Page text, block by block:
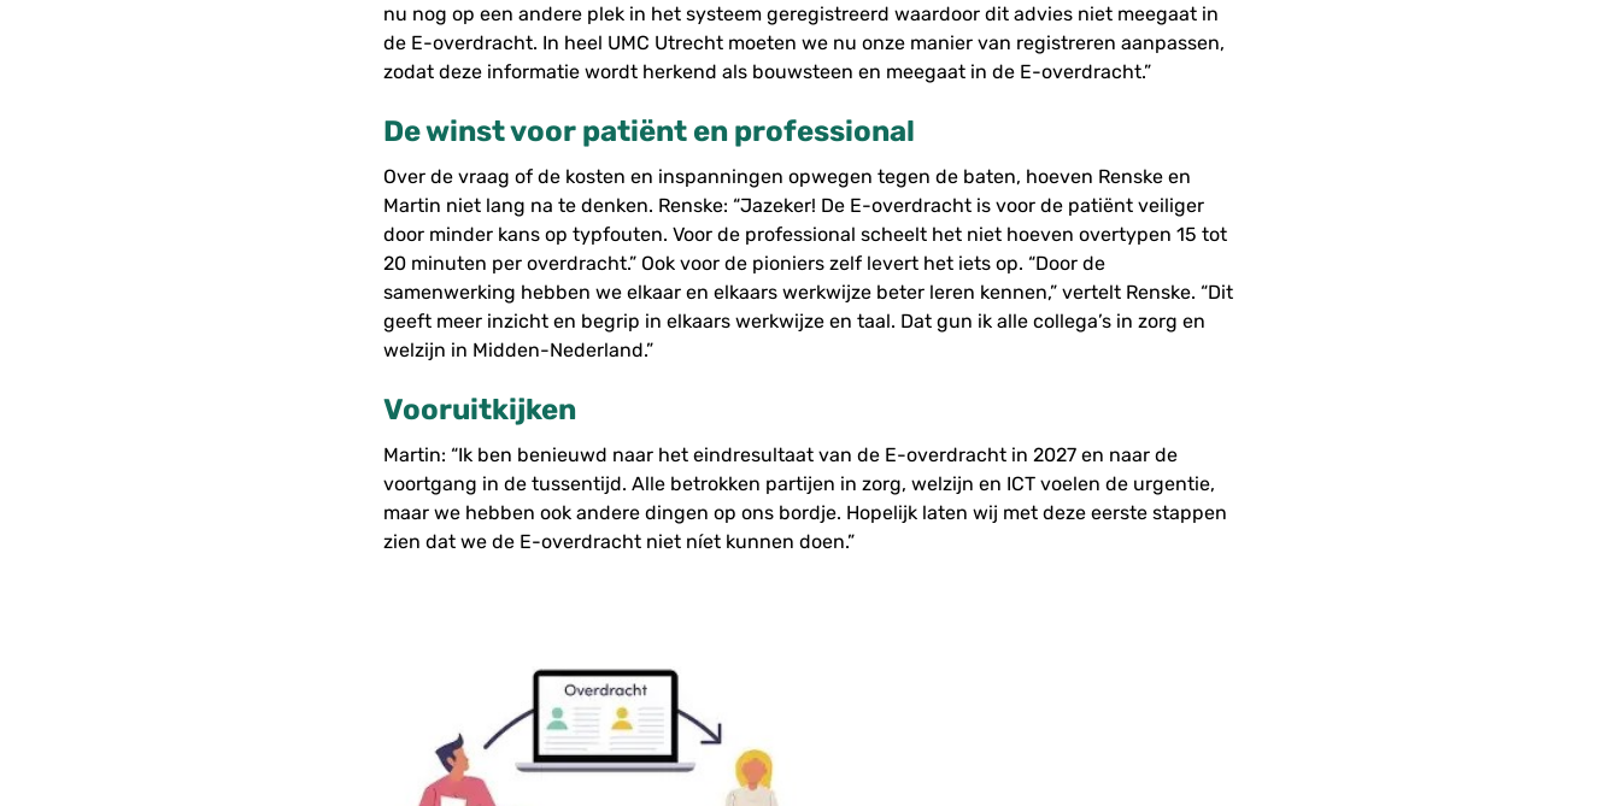
nu nog op een andere plek in het systeem geregistreerd waardoor dit advies niet meegaat in
de E-overdracht. In heel UMC Utrecht moeten we nu onze manier van registreren aanpassen,
zodat deze informatie wordt herkend als bouwsteen en meegaat in de E-overdracht.”
De winst voor patiënt en professional
Over de vraag of de kosten en inspanningen opwegen tegen de baten, hoeven Renske en
Martin niet lang na te denken. Renske: “Jazeker! De E-overdracht is voor de patiënt veiliger
door minder kans op typfouten. Voor de professional scheelt het niet hoeven overtypen 15 tot
20 minuten per overdracht.” Ook voor de pioniers zelf levert het iets op. “Door de
samenwerking hebben we elkaar en elkaars werkwijze beter leren kennen,” vertelt Renske. “Dit
geeft meer inzicht en begrip in elkaars werkwijze en taal. Dat gun ik alle collega’s in zorg en
welzijn in Midden-Nederland.”
Vooruitkijken
Martin: “Ik ben benieuwd naar het eindresultaat van de E-overdracht in 2027 en naar de
voortgang in de tussentijd. Alle betrokken partijen in zorg, welzijn en ICT voelen de urgentie,
maar we hebben ook andere dingen op ons bordje. Hopelijk laten wij met deze eerste stappen
zien dat we de E-overdracht niet níet kunnen doen.”